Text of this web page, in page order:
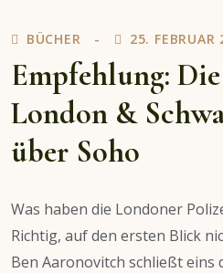
BÜCHER 25. FEBRUAR
Empfehlung:
London &
über Soho
Was haben die Londoner
Richtig, auf den ersten Blick
Ben Aaronovitch schließt eins